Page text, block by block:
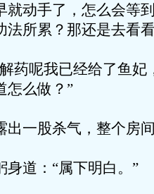
就动手了，怎么会等
法所累？那还是去看看
药呢我已经给了鱼
怎么做？”
一股杀气，整个房
身道：“属下明白。”